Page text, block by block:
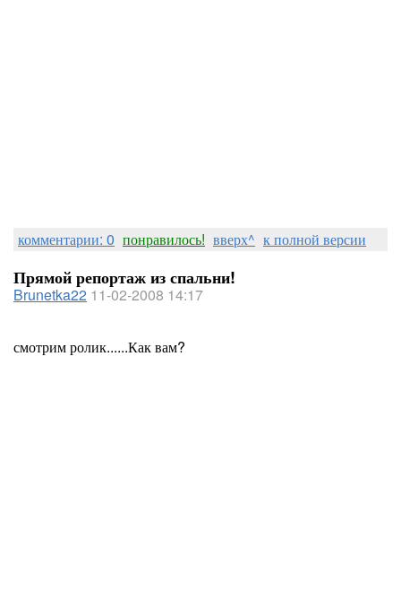
комментарии: 0 понравилось! вверх^ к полной версии
Прямой репортаж из спальни!
Brunetka22 11-02-2008 14:17
смотрим ролик......Как вам?